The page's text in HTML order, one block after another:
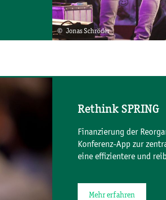
© Jonas Schröder
Rethink SPRING
Finanzierung der
Konferenz-App zur
eine effizientere und
Mehr erfahren